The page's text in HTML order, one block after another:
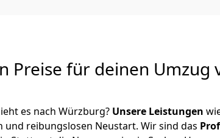
Preise für deinen Umzug
es nach Würzburg? Unsere Leistungen
und reibungslosen Neustart. Wir sind das